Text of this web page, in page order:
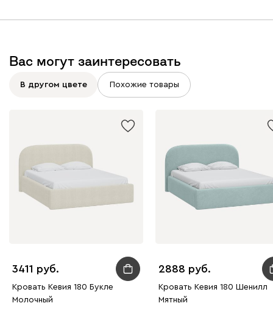
Латте Терра
Бежевый Молочный
Вас могут заинтересовать
В другом цвете Похожие товары
3411
Кровать Кевия 180 Букле
Молочный
2888
Кровать Кевия 180 Шенилл
Мятный